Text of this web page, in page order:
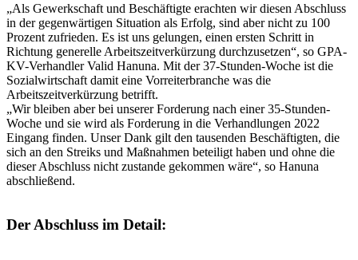
„Als Gewerkschaft und Beschäftigte erachten wir diesen Abschluss
in der gegenwärtigen Situation als Erfolg, sind aber nicht zu 100
Prozent zufrieden. Es ist uns gelungen, einen ersten Schritt in
Richtung generelle Arbeitszeitverkürzung durchzusetzen“, so GPA-
KV-Verhandler Valid Hanuna. Mit der 37-Stunden-Woche ist die
Sozialwirtschaft damit eine Vorreiterbranche was die
Arbeitszeitverkürzung betrifft.
„Wir bleiben aber bei unserer Forderung nach einer 35-Stunden-
Woche und sie wird als Forderung in die Verhandlungen 2022
Eingang finden. Unser Dank gilt den tausenden Beschäftigten, die
sich an den Streiks und Maßnahmen beteiligt haben und ohne die
dieser Abschluss nicht zustande gekommen wäre“, so Hanuna
abschließend.
Der Abschluss im Detail: